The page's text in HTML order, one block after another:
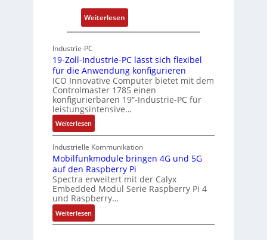
r
c
t
e
k
t
u
Weiterlesen:
P
s
i
c
a
I
a
n
d
Industrie-PC
19-Zoll-Industrie-PC lässt sich flexibel
für die Anwendung konfigurieren
ICO Innovative Computer bietet mit dem
Controlmaster 1785 einen
konfigurierbaren 19“-Industrie-PC für
leistungsintensive…
Weiterlesen:
1
9
-
Z
o
l
l
-
I
Industrielle Kommunikation
Mobilfunkmodule bringen 4G und 5G
auf den Raspberry Pi
Spectra erweitert mit der Calyx
Embedded Modul Serie Raspberry Pi 4
und Raspberry…
Weiterlesen:
M